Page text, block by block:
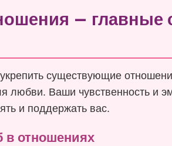
— главные
существующие
любви. Ваши чувственность и
и поддержать вас.
отношениях